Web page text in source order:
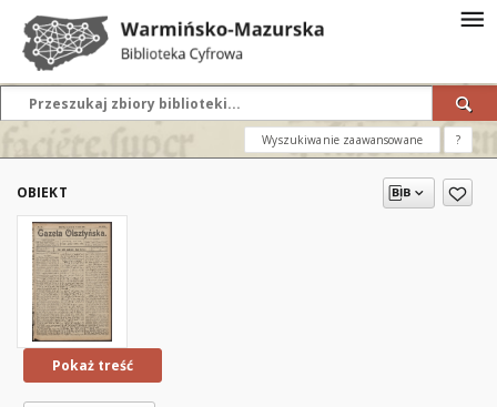
Wyszukiwanie zaawansowane ?
OBIEKT
Pokaż treść